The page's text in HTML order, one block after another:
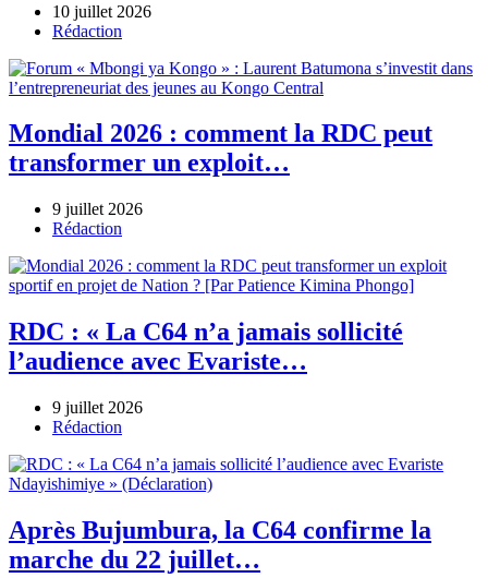
10 juillet 2026
Author
Rédaction
Mondial 2026 : comment la RDC peut
transformer un exploit…
9 juillet 2026
Author
Rédaction
RDC : « La C64 n’a jamais sollicité
l’audience avec Evariste…
9 juillet 2026
Author
Rédaction
Après Bujumbura, la C64 confirme la
marche du 22 juillet…